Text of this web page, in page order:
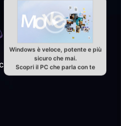
Windows è veloce, potente e più
sicuro che mai.
Scopri il PC che parla con te